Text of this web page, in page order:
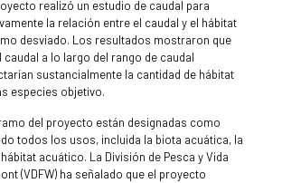
realizó un estudio de caudal para
la relación entre el caudal y el hábitat
desviado. Los resultados mostraron que
a lo largo del rango de caudal
sustancialmente la cantidad de hábitat
especies objetivo.
del proyecto están designadas como
todos los usos, incluida la biota acuática, la
acuático. La División de Pesca y Vida
(VDFW) ha señalado que el proyecto